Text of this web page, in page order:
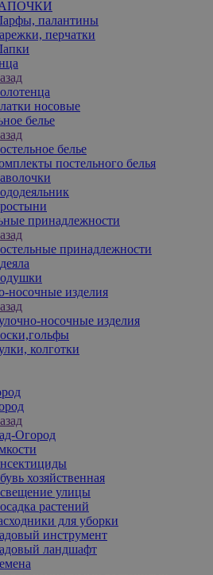
палантины
перчатки
носовые
белье
белье
постельного белья
принадлежности
принадлежности
носочные изделия
носочные изделия
колготки
Огород
хозяйственная
улицы
растений
для уборки
инструмент
ландшафт